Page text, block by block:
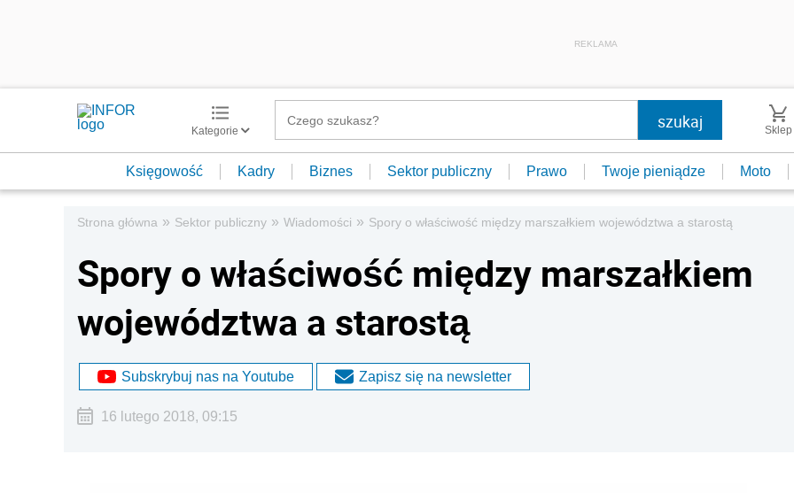
REKLAMA
Kategorie Sklep
Księgowość Kadry Biznes Sektor publiczny Prawo Twoje pieniądze Moto
Strona główna » Sektor publiczny » Wiadomości » Spory o właściwość między marszałkiem województwa a starostą
Spory o właściwość między marszałkiem
województwa a starostą
Subskrybuj nas na Youtube Zapisz się na newsletter
16 lutego 2018, 09:15